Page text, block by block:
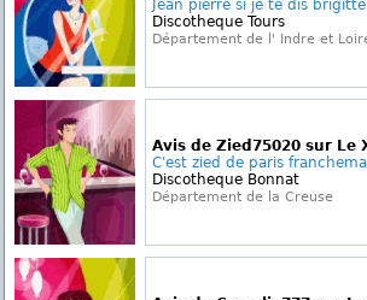
Jean pierre si je te dis
Discotheque Tours
Département de l' Indre et
Avis de Zied75020 sur Le
C'est zied de paris
Discotheque Bonnat
Département de la Creuse